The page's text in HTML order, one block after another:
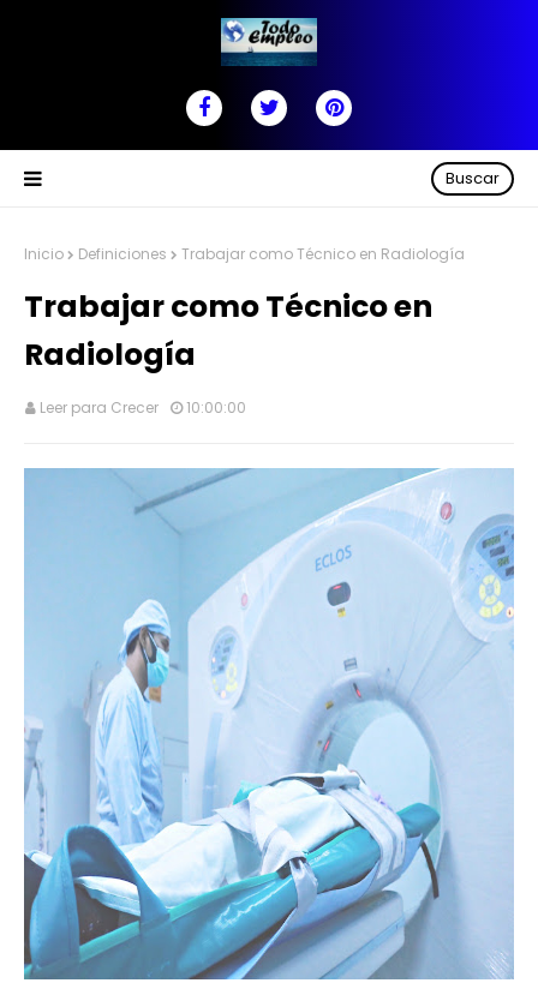
Buscar
Inicio Definiciones Trabajar como Técnico en Radiología
Trabajar como Técnico en
Radiología
Leer para Crecer 10:00:00